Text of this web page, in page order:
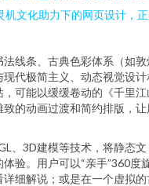
文化助力下的网页设计，
线条、古典色彩体系（如敦
代极简主义、动态视觉设计
可能以缓缓卷动的《千里江
的动画过渡和简约排版，让
、3D建模等技术，将静态文
验。用户可以“亲手”360度
细解说；或是在一个虚拟的